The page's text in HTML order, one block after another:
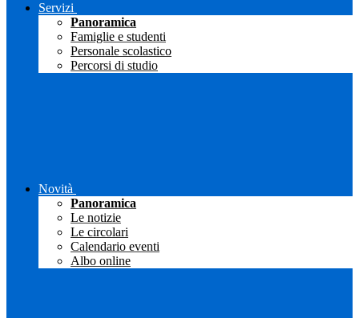
Servizi
Panoramica
Famiglie e studenti
Personale scolastico
Percorsi di studio
Novità
Panoramica
Le notizie
Le circolari
Calendario eventi
Albo online